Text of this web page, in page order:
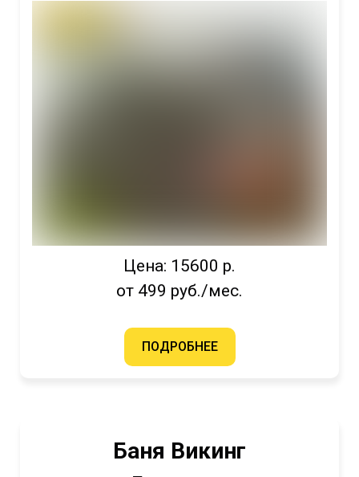
Цена: 15600 р.
от 499 руб./мес.
ПОДРОБНЕЕ
Баня Викинг